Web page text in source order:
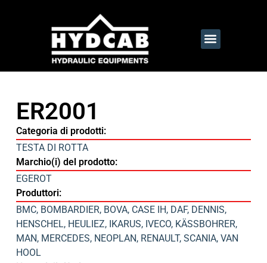
ER2001
Categoria di prodotti:
TESTA DI ROTTA
Marchio(i) del prodotto:
EGEROT
Produttori:
BMC, BOMBARDIER, BOVA, CASE IH, DAF, DENNIS,
HENSCHEL, HEULIEZ, IKARUS, IVECO, KÄSSBOHRER,
MAN, MERCEDES, NEOPLAN, RENAULT, SCANIA, VAN
HOOL